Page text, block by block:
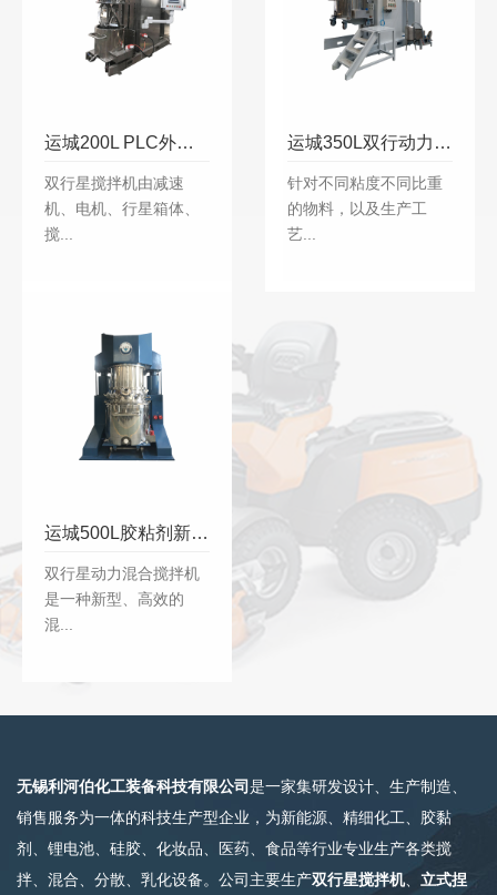
运城200L PLC外包不锈钢双行星搅拌机
双行星搅拌机由减速
机、电机、行星箱体、
搅...
运城350L双行动力搅拌机
针对不同粘度不同比重
的物料，以及生产工
艺...
运城500L胶粘剂新型搅拌机
双行星动力混合搅拌机
是一种新型、高效的
混...
无锡利河伯化工装备科技有限公司是一家集研发设计、生产制造、
销售服务为一体的科技生产型企业，为新能源、精细化工、胶黏
剂、锂电池、硅胶、化妆品、医药、食品等行业专业生产各类搅
拌、混合、分散、乳化设备。公司主要生产双行星搅拌机、 立式捏